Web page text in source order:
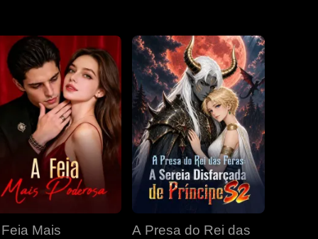
EP 34 EP 35 EP 36
EP 38 EP 39
Mais
A Presa do Rei das